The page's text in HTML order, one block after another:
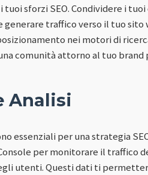
sforzi SEO. Condividere i
generare traffico verso il tuo
nei motori di
comunità attorno al tuo brand
Analisi
essenziali per una strategia
per monitorare il traffico
utenti. Questi dati ti